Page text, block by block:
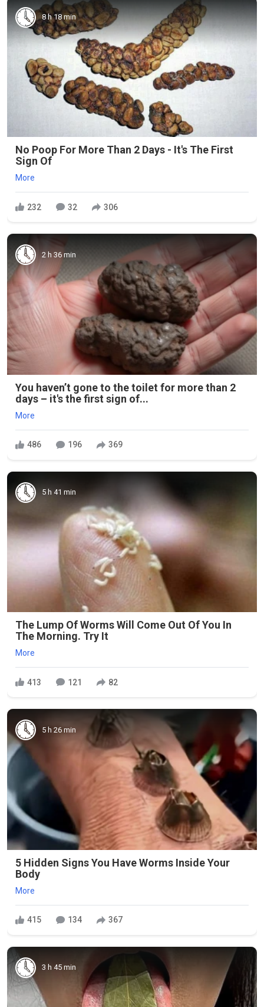
8 h 18 min
No Poop For More Than 2 Days - It's The First
Sign Of
More
232 32 306
2 h 36 min
You haven’t gone to the toilet for more than 2
days – it's the first sign of...
More
486 196 369
5 h 41 min
The Lump Of Worms Will Come Out Of You In
The Morning. Try It
More
413 121 82
5 h 26 min
5 Hidden Signs You Have Worms Inside Your
Body
More
415 134 367
3 h 45 min